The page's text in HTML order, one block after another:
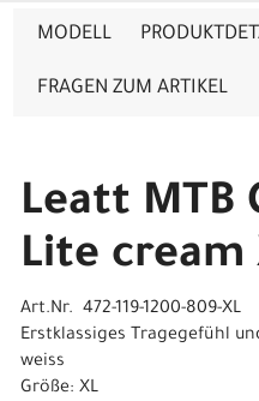
MODELL
FRAGEN ZUM ARTIKEL
Leatt MTB
Lite cream
Art.Nr. 472-119-1200-809-XL
Erstklassiges Tragegefühl
weiss
Größe: XL